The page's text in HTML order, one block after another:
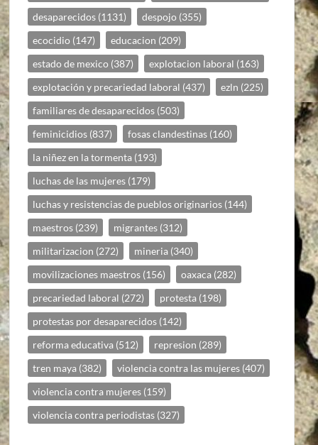
desaparecidos (1131) despojo (355)
ecocidio (147) educacion (209)
estado de mexico (387) explotacion laboral (163)
explotación y precariedad laboral (437) ezln (225)
familiares de desaparecidos (503)
feminicidios (837) fosas clandestinas (160)
la niñez en la tormenta (193)
luchas de las mujeres (179)
luchas y resistencias de pueblos originarios (144)
maestros (239) migrantes (312)
militarizacion (272) mineria (340)
movilizaciones maestros (156) oaxaca (282)
precariedad laboral (272) protesta (198)
protestas por desaparecidos (142)
reforma educativa (512) represion (289)
tren maya (382) violencia contra las mujeres (407)
violencia contra mujeres (159)
violencia contra periodistas (327)